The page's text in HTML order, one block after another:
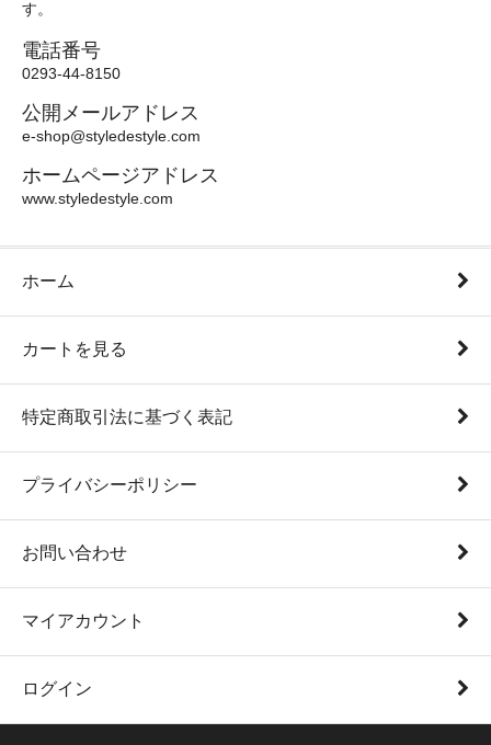
す。
電話番号
0293-44-8150
公開メールアドレス
e-shop@styledestyle.com
ホームページアドレス
www.styledestyle.com
ホーム
カートを見る
特定商取引法に基づく表記
プライバシーポリシー
お問い合わせ
マイアカウント
ログイン